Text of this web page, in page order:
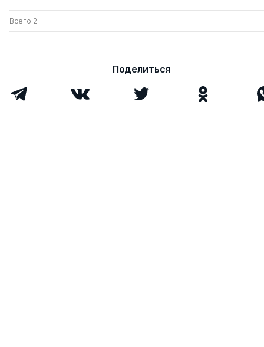
Всего 2
Поделиться